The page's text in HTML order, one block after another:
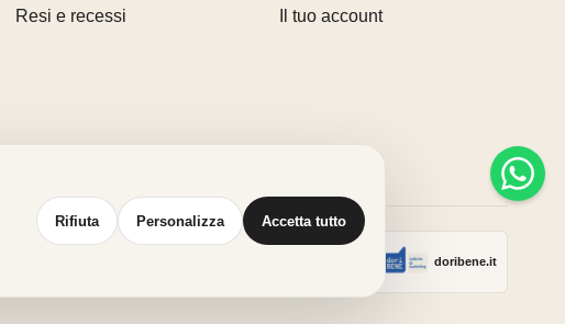
Resi e recessi
Il tuo account
doribene.it
Rifiuta Personalizza Accetta tutto